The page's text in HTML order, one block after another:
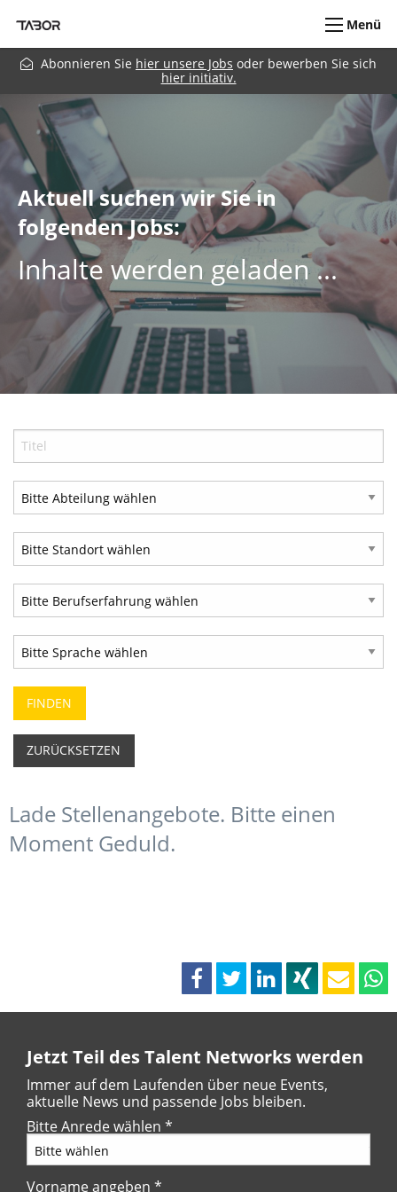
Menü
Abonnieren Sie hier unsere Jobs oder bewerben Sie sich
hier initiativ.
Aktuell suchen wir Sie in
folgenden Jobs:
Inhalte werden geladen ...
ZURÜCKSETZEN
Lade Stellenangebote. Bitte einen
Moment Geduld.
Jetzt Teil des Talent Networks werden
Immer auf dem Laufenden über neue Events,
aktuelle News und passende Jobs bleiben.
Bitte Anrede wählen *
Vorname angeben *